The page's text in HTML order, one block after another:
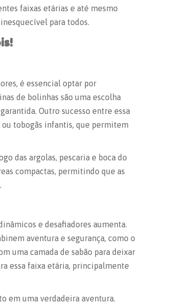
faixas etárias e até mesmo
para todos.
é essencial optar por
de bolinhas são uma escolha
Outro sucesso entre essa
tobogãs infantis, que permitem
das argolas, pescaria e boca do
compactas, permitindo que as
e desafiadores aumenta.
aventura e segurança, como o
uma camada de sabão para deixar
essa faixa etária, principalmente
em uma verdadeira aventura.